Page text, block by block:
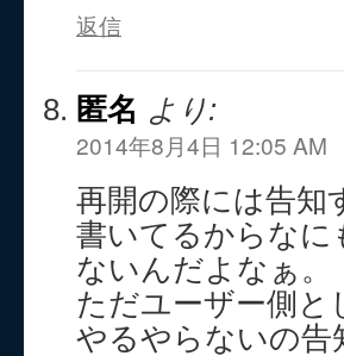
返信
匿名 より:
2014年8月4日 12:05 AM
再開の際には告知
書いてるからなに
ないんだよなぁ。
ただユーザー側と
やるやらないの告